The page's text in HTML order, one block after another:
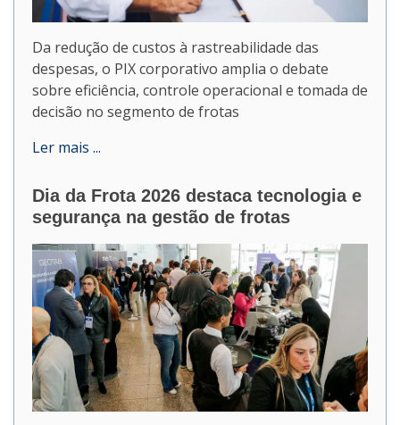
Da redução de custos à rastreabilidade das
despesas, o PIX corporativo amplia o debate
sobre eficiência, controle operacional e tomada de
decisão no segmento de frotas
Ler mais ...
Dia da Frota 2026 destaca tecnologia e
segurança na gestão de frotas